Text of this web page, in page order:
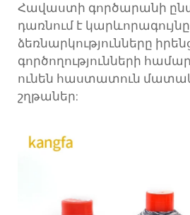
Հավաստի գործարանի
դառնում է
ձեռնարկությունները
գործողությունների
ունեն հաստատուն
շղթաներ: